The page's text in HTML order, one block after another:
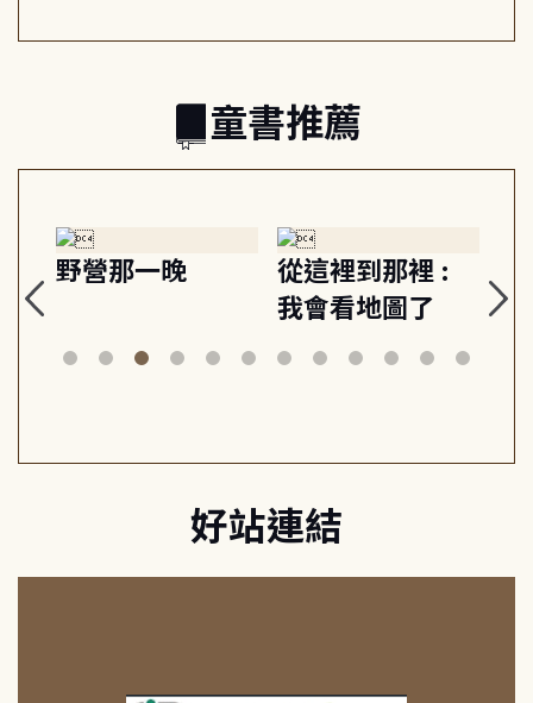
童書推薦
野營那一晚
從這裡到那裡 :
我會看地圖了
美
好站連結